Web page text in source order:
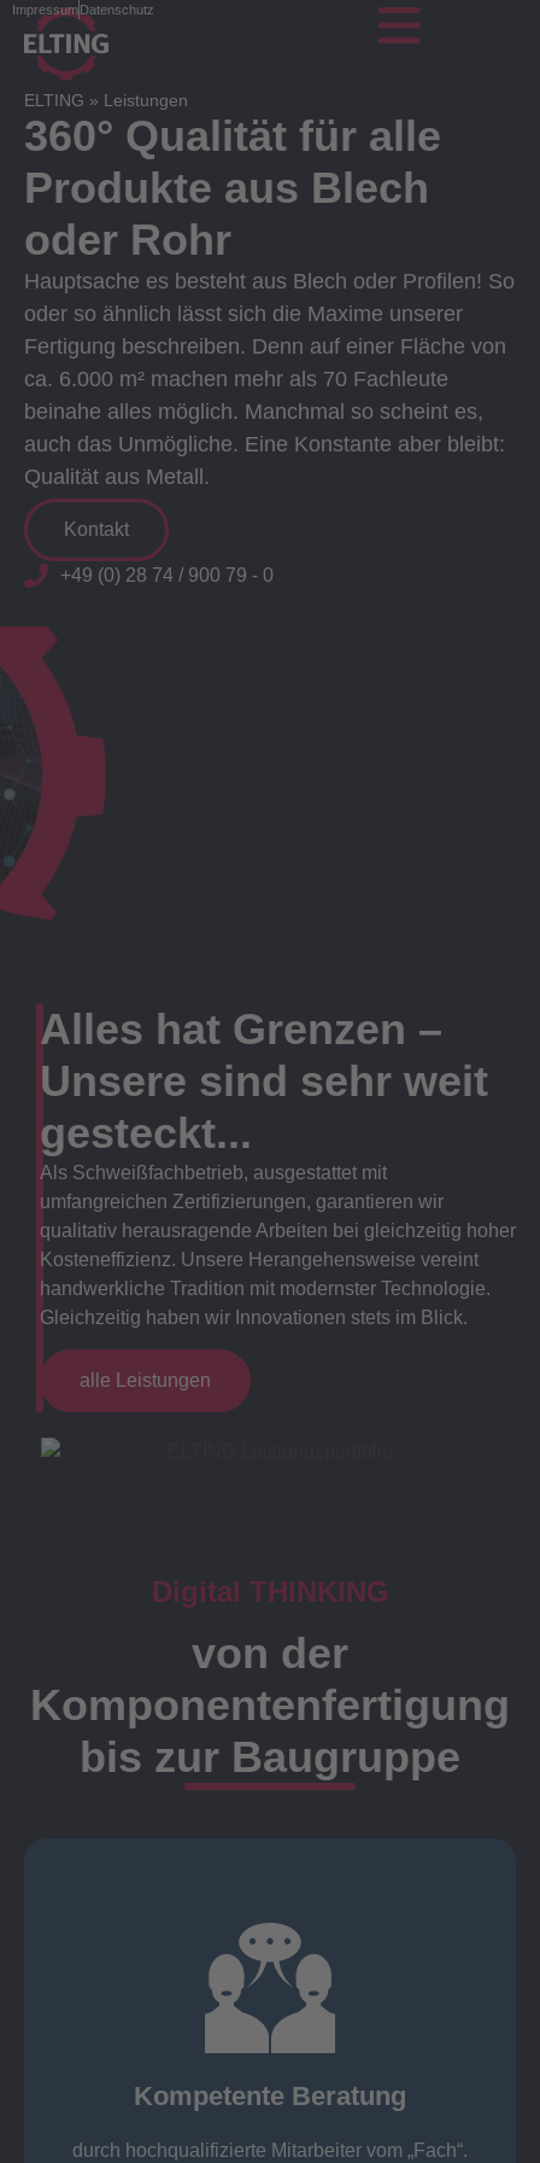
ImpressumDatenschutz
ELTING » Leistungen
360° Qualität für alle
Produkte aus Blech
oder Rohr
Hauptsache es besteht aus Blech oder Profilen! So
oder so ähnlich lässt sich die Maxime unserer
Fertigung beschreiben. Denn auf einer Fläche von
ca. 6.000 m² machen mehr als 70 Fachleute
beinahe alles möglich. Manchmal so scheint es,
auch das Unmögliche. Eine Konstante aber bleibt:
Qualität aus Metall.
Kontakt
+49 (0) 28 74 / 900 79 - 0
Alles hat Grenzen –
Unsere sind sehr weit
gesteckt...
Als Schweißfachbetrieb, ausgestattet mit
umfangreichen Zertifizierungen, garantieren wir
qualitativ herausragende Arbeiten bei gleichzeitig hoher
Kosteneffizienz. Unsere Herangehensweise vereint
handwerkliche Tradition mit modernster Technologie.
Gleichzeitig haben wir Innovationen stets im Blick.
alle Leistungen
Digital THINKING
von der
Komponentenfertigung
bis zur Baugruppe
Kompetente Beratung
durch hochqualifizierte Mitarbeiter vom „Fach“.
Kompetente Beratung durch
„Fach“.
findet die Kundenbetreuung ausschließlich durch
Meister, Techniker oder Ingenieure statt.
Ansprechpartner